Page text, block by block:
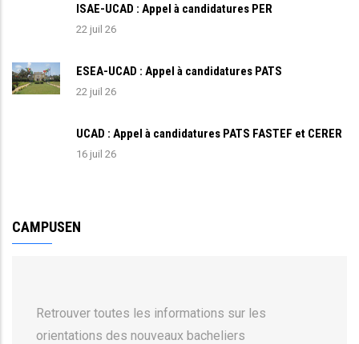
ISAE-UCAD : Appel à candidatures PER
22 juil 26
ESEA-UCAD : Appel à candidatures PATS
22 juil 26
UCAD : Appel à candidatures PATS FASTEF et CERER
16 juil 26
CAMPUSEN
Retrouver toutes les informations sur les
orientations des nouveaux bacheliers